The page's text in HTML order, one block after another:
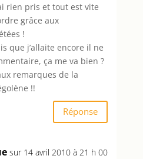
rien pris et tout est vite
grâce aux
!
que j’allaite encore il ne
ça me va bien ?
remarques de la
!!
Réponse
sur 14 avril 2010 à 21 h 00